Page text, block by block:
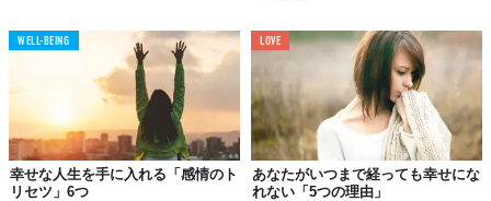
WELL-BEING
幸せな人生を手に入れる「感情のト
リセツ」6つ
LOVE
あなたがいつまで経っても幸せにな
れない「5つの理由」